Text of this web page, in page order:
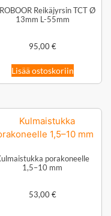
Reikäjyrsin TCT Ø
13mm L-55mm
95,00€
Lisää ostoskoriin
porakoneelle
1,5–10 mm
53,00€